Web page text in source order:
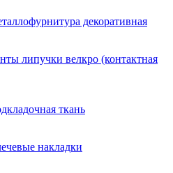
декоративная
липучки велкро (контактная
ткань
накладки